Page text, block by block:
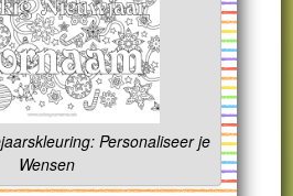
Personaliseer je
Wensen